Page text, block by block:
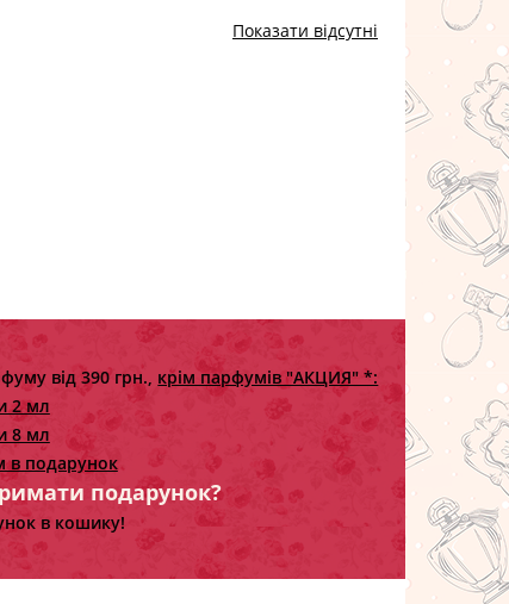
Показати відсутні
від 390 грн., крім парфумів "АКЦИЯ" *:
2 мл
8 мл
в подарунок
подарунок?
в кошику!